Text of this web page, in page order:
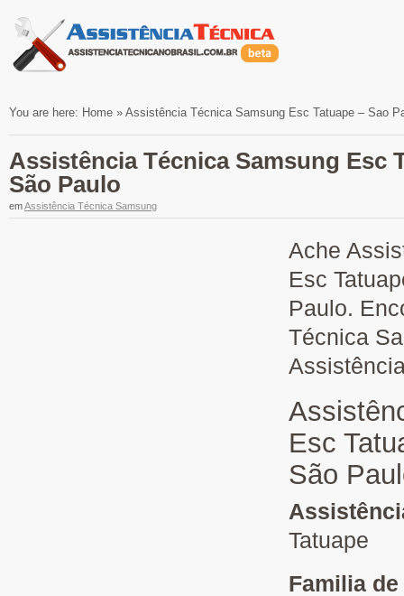
You are here: Home » Assistência Técnica Samsung Esc Tatuape – Sao
Assistência Técnica Samsung Esc
São Paulo
emAssistência Técnica Samsung
Ache
Esc
Paulo.
Técnica
Esc
São
Tatuape
Familia